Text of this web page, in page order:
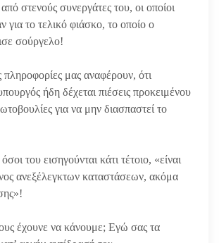
στενούς συνεργάτες του, οι οποίοι
για το τελικό φιάσκο, το οποίο ο
σούργελο!
πληροφορίες μας αναφέρουν, ότι
ήδη δέχεται πιέσεις προκειμένου
για να μην διασπαστεί το
του εισηγούνται κάτι τέτοιο, «είναι
ανεξέλεγκτων καταστάσεων, ακόμα
έχουνε να κάνουμε; Εγώ σας τα